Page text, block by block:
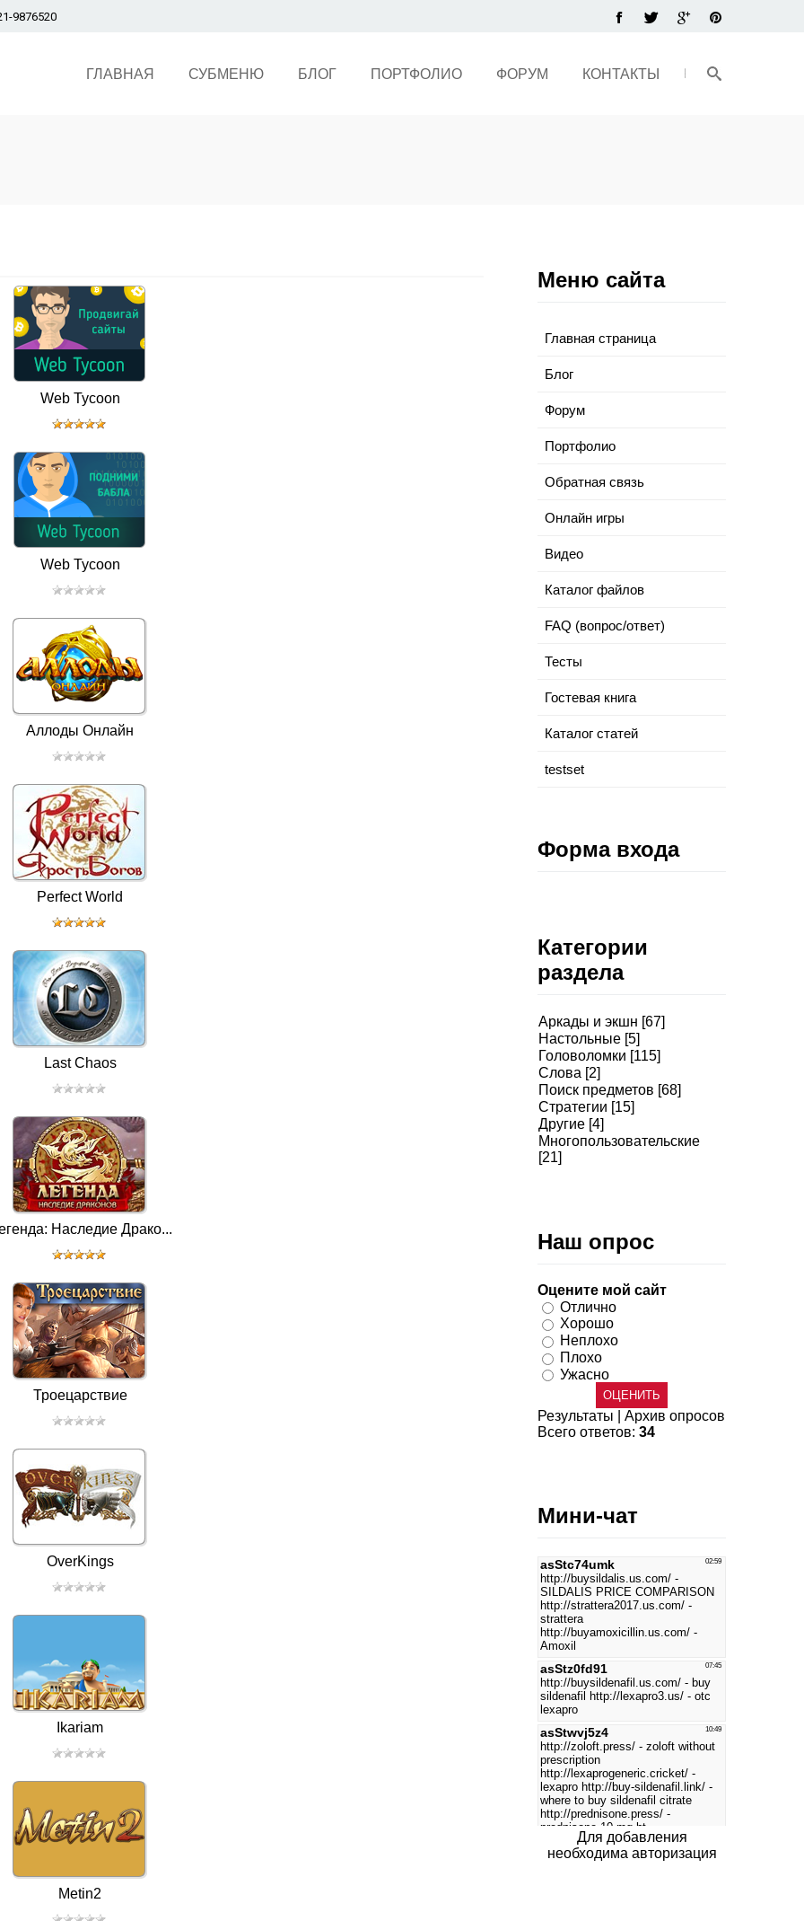
9876520
ГЛАВНАЯ СУБМЕНЮ БЛОГ ПОРТФОЛИО ФОРУМ КОНТАКТЫ
Web Tycoon
Web Tycoon
Аллоды Онлайн
Perfect World
Last Chaos
Наследие Драко...
Троецарствие
OverKings
Ikariam
Metin2
Меню сайта
Главная страница
Блог
Форум
Портфолио
Обратная связь
Онлайн игры
Видео
Каталог файлов
FAQ (вопрос/ответ)
Тесты
Гостевая книга
Каталог статей
testset
Форма входа
Категории
раздела
Аркады и экшн [67]
Настольные [5]
Головоломки [115]
Слова [2]
Поиск предметов [68]
Стратегии [15]
Другие [4]
Многопользовательские
[21]
Наш опрос
Оцените мой сайт
Отлично
Хорошо
Неплохо
Плохо
Ужасно
Результаты
Архив опросов
Всего ответов: 34
Мини-чат
Для добавления
необходима авторизация